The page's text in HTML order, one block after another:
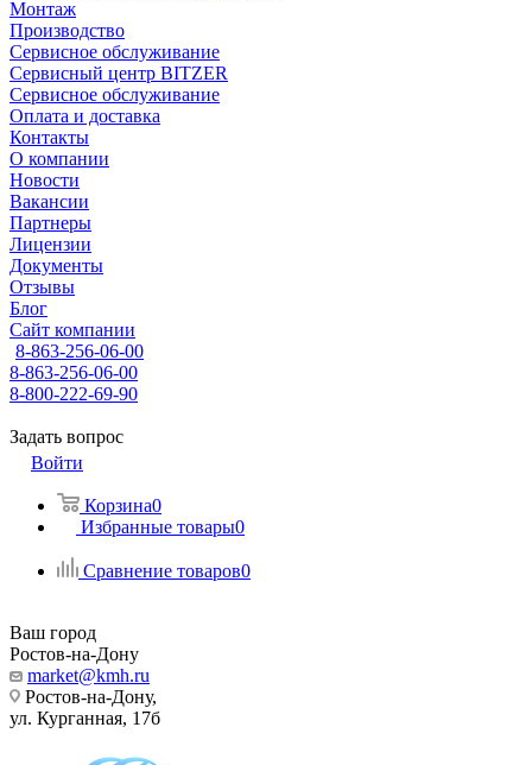
Монтаж
Производство
Сервисное обслуживание
Сервисный центр BITZER
Сервисное обслуживание
Оплата и доставка
Контакты
О компании
Новости
Вакансии
Партнеры
Лицензии
Документы
Отзывы
Блог
Сайт компании
8-863-256-06-00
8-863-256-06-00
8-800-222-69-90
Задать вопрос
Войти
Корзина0
Избранные товары0
Сравнение товаров0
Ваш город
Ростов-на-Дону
market@kmh.ru
Ростов-на-Дону,
ул. Курганная, 17б